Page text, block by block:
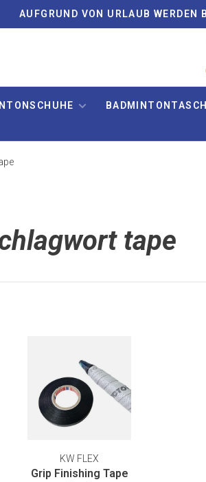
AUFGRUND VON URLAUB
tape
KW FLEX
Grip Finishing Tape